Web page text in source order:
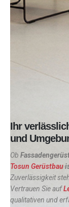
Ihr
und
Ob
Tosun Gerüstbau
Zuverlässigkeit
Vertrauen Sie auf
qualitativen und